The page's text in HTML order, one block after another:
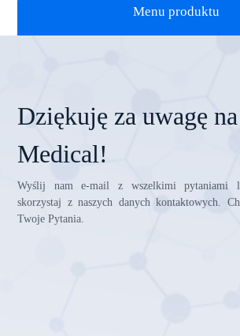
Menu produktu
Dziękuję za uwagę
Medical!
Wyślij nam e-mail z wszelkimi pytaniami
skorzystaj z naszych danych kontaktowych.
Twoje Pytania.